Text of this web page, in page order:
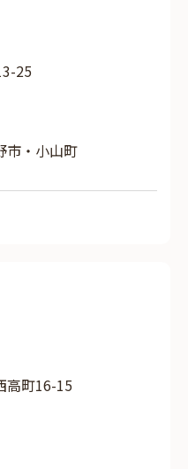
25
市・小山町
高町16-15